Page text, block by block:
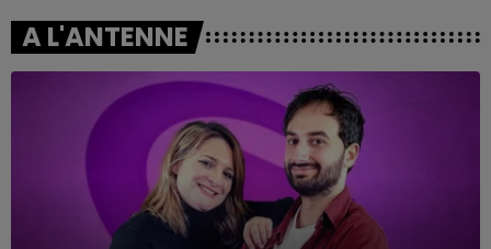
A L'ANTENNE